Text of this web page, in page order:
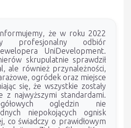
że w roku 2022
profesjonalny odbiór
UniDevelopment.
skrupulatnie sprawdził
ale również przynależności,
ogródek oraz miejsce
się, że wszystkie zostały
z najwyższymi standardami.
oględzin nie
niepokojących ognisk
co świadczy o prawidłowym